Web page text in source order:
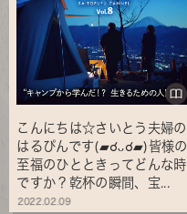
こんにちは☆さいとう夫婦の
はるぴんです(▰☌ᴗ☌▰)皆様の
至福のひとときってどんな時
ですか？乾杯の瞬間、宝...
2022.02.09